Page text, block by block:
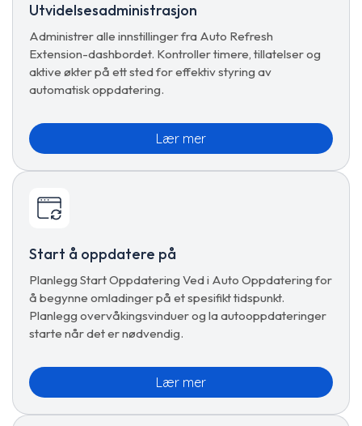
Utvidelsesadministrasjon
Administrer alle innstillinger fra Auto Refresh
Extension-dashbordet. Kontroller timere, tillatelser og
aktive økter på ett sted for effektiv styring av
automatisk oppdatering.
Lær mer
Start å oppdatere på
Planlegg Start Oppdatering Ved i Auto Oppdatering for
å begynne omladinger på et spesifikt tidspunkt.
Planlegg overvåkingsvinduer og la autooppdateringer
starte når det er nødvendig.
Lær mer